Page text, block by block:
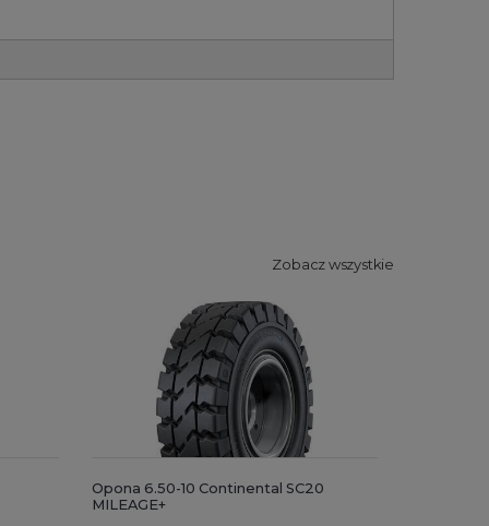
Zobacz wszystkie
Opona 6.50-10 Continental SC20
MILEAGE+